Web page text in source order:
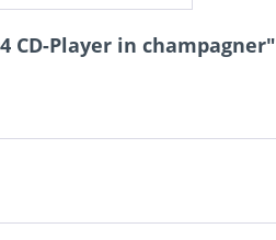
CD-Player in champagner"